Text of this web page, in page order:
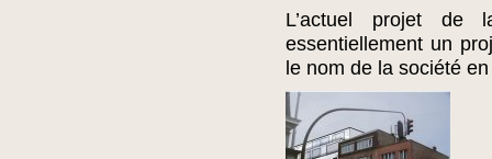
L’actuel projet de
essentiellement un
le nom de la société